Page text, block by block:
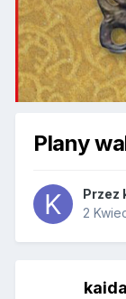
Plany
Przez
2
kaida